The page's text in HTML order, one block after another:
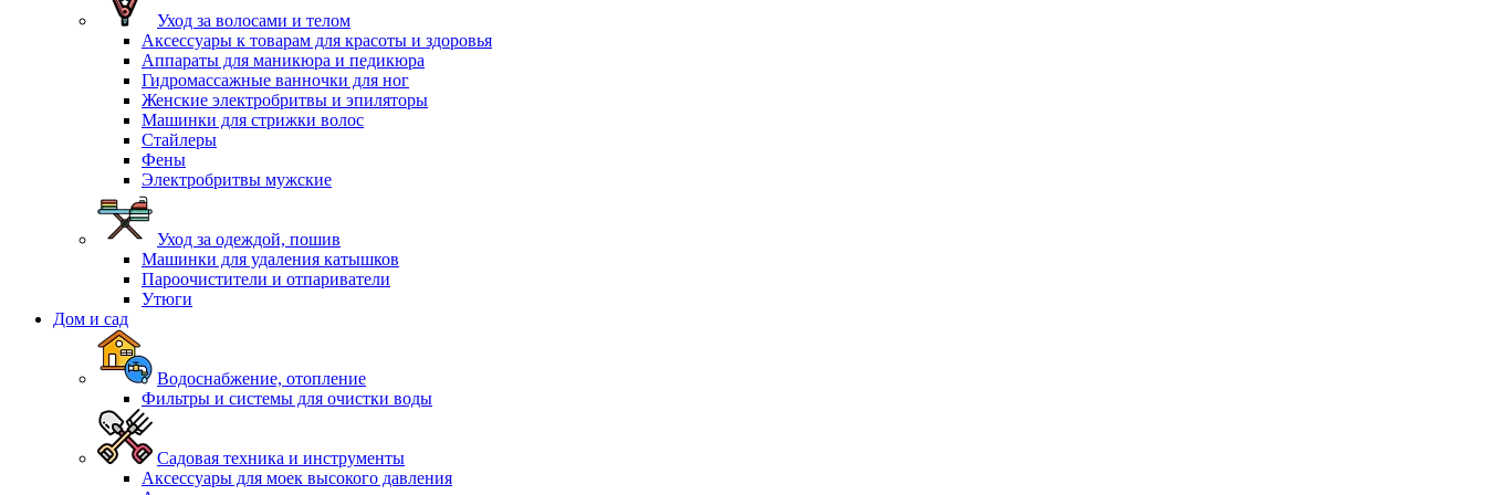
Уход за волосами и телом
Аксессуары к товарам для красоты и здоровья
Аппараты для маникюра и педикюра
Гидромассажные ванночки для ног
Женские электробритвы и эпиляторы
Машинки для стрижки волос
Стайлеры
Фены
Электробритвы мужские
Уход за одеждой, пошив
Машинки для удаления катышков
Пароочистители и отпариватели
Утюги
Дом и сад
Водоснабжение, отопление
Фильтры и системы для очистки воды
Садовая техника и инструменты
Аксессуары для моек высокого давления